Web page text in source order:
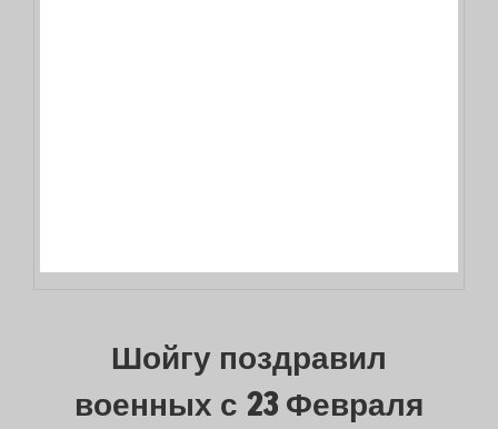
Шойгу поздравил
военных с 23 Февраля